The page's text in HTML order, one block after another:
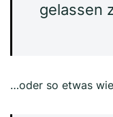
gelassen
…oder so etwas